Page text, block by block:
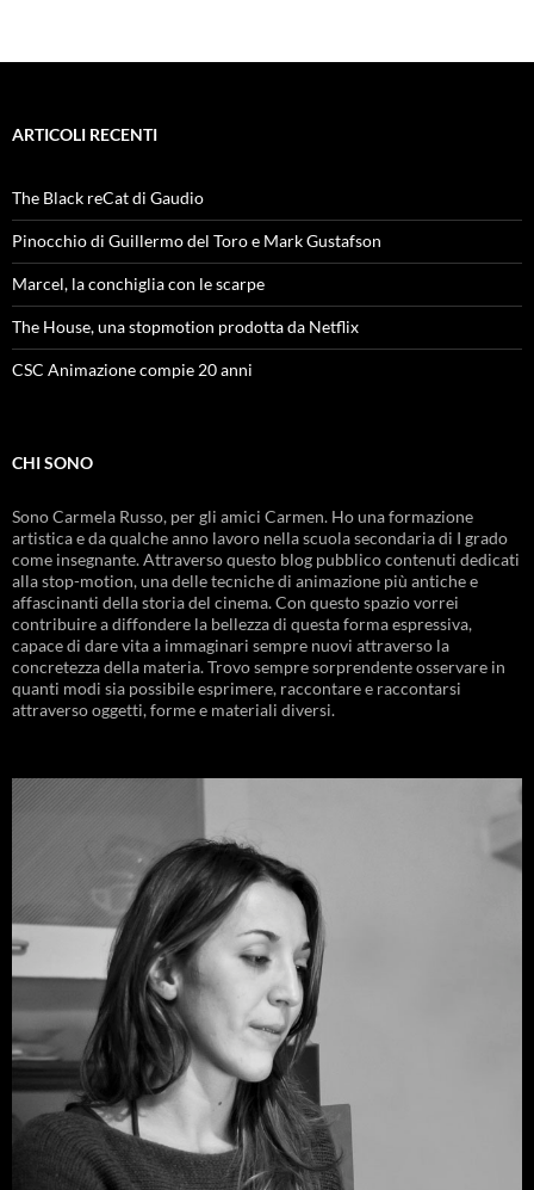
ARTICOLI RECENTI
The Black reCat di Gaudio
Pinocchio di Guillermo del Toro e Mark Gustafson
Marcel, la conchiglia con le scarpe
The House, una stopmotion prodotta da Netflix
CSC Animazione compie 20 anni
CHI SONO
Sono Carmela Russo, per gli amici Carmen. Ho una formazione
artistica e da qualche anno lavoro nella scuola secondaria di I grado
come insegnante. Attraverso questo blog pubblico contenuti dedicati
alla stop-motion, una delle tecniche di animazione più antiche e
affascinanti della storia del cinema. Con questo spazio vorrei
contribuire a diffondere la bellezza di questa forma espressiva,
capace di dare vita a immaginari sempre nuovi attraverso la
concretezza della materia. Trovo sempre sorprendente osservare in
quanti modi sia possibile esprimere, raccontare e raccontarsi
attraverso oggetti, forme e materiali diversi.